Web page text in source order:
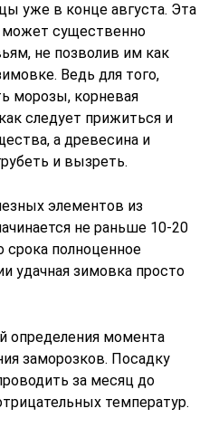
уже в конце августа. Эта
может существенно
не позволив им как
Ведь для того,
морозы, корневая
следует прижиться и
а древесина и
и вызреть.
элементов из
не раньше 10-20
срока полноценное
удачная зимовка просто
определения момента
заморозков. Посадку
за месяц до
температур.